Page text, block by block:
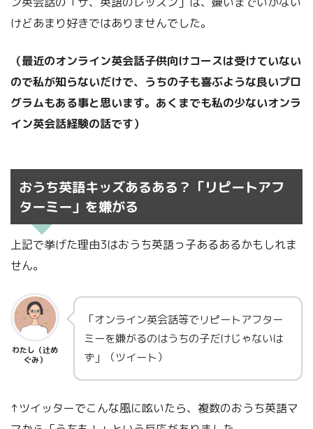
けどあまり好きではありませんでした。
（最近のオンライン英会話子供向けコースは受けていない
ので私が知らないだけで、うちの子も喜ぶような良いプロ
グラムもある事と思います。あくまでも私の少ないオンラ
イン英会話経験の話です）
おうち英語キッズあるある？「リピートアフ
ターミー」を嫌がる
上記で挙げた理由3はおうち英語っ子あるあるかもしれま
せん。
わたし（辻め
ぐみ）
「オンライン英会話等でリピートアフター
ミーを嫌がるのはうちの子だけじゃないは
ず」（ツイート）
↑ツイッターでこんな風に呟いたら、複数のおうち英語マ